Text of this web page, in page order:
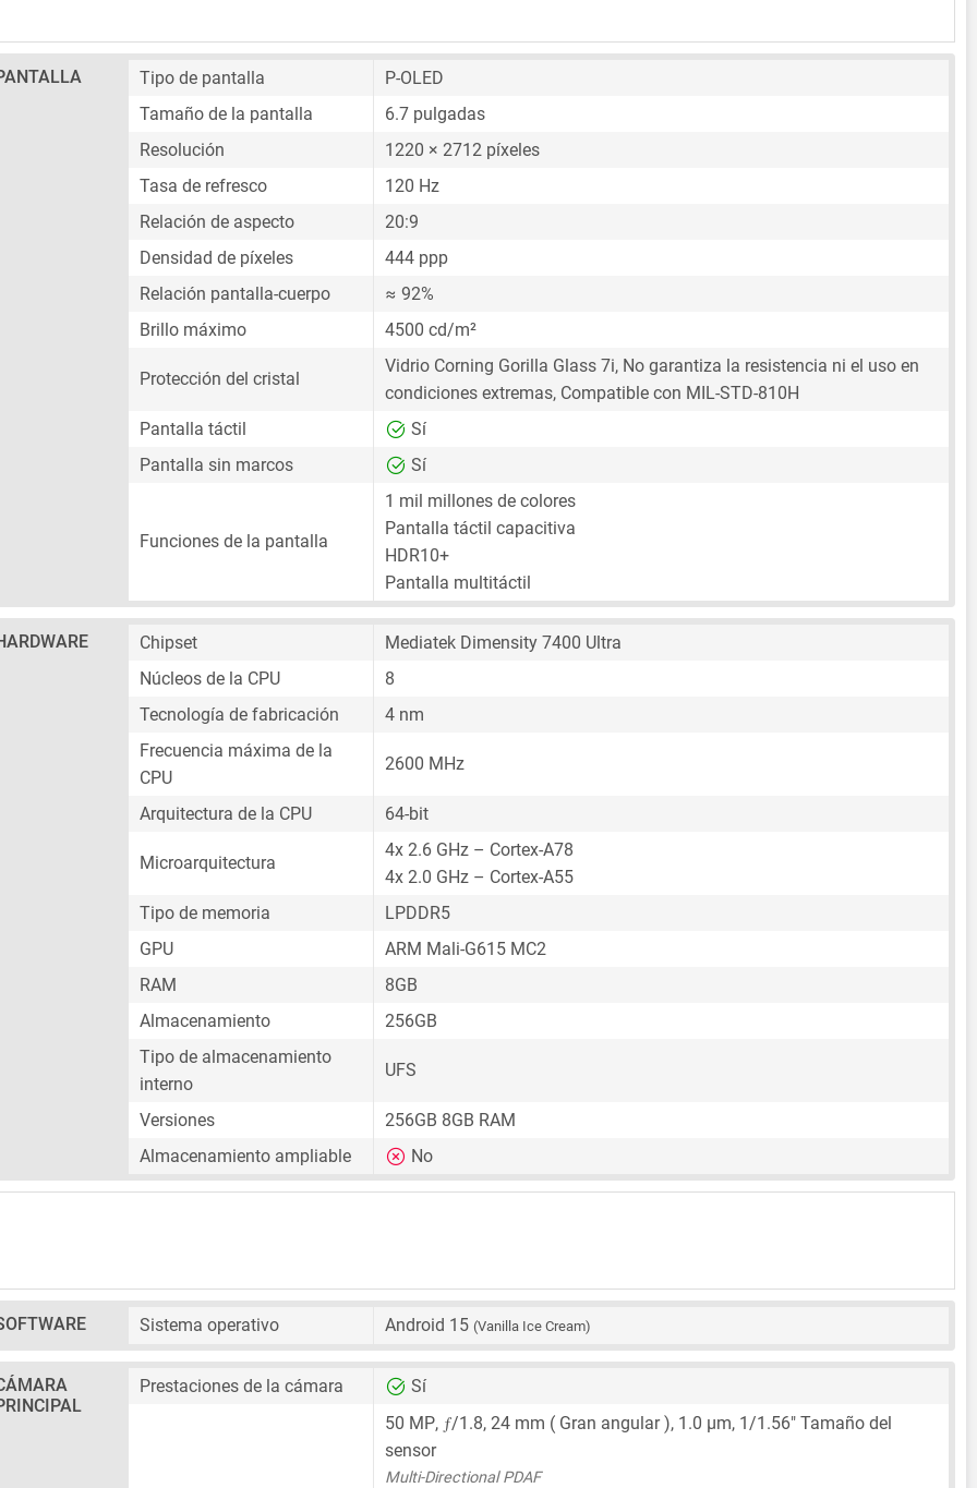
Tipo de pantalla
P-OLED
Tamaño de la pantalla
6.7 pulgadas
Resolución
1220 × 2712 píxeles
Tasa de refresco
120 Hz
Relación de aspecto
20:9
Densidad de píxeles
444 ppp
Relación pantalla-cuerpo
≈ 92%
Brillo máximo
4500 cd/m²
Protección del cristal
Vidrio Corning Gorilla Glass 7i, No garantiza la resistencia ni el uso en
condiciones extremas, Compatible con MIL-STD-810H
Pantalla táctil
Sí
Pantalla sin marcos
Sí
Funciones de la pantalla
1 mil millones de colores
Pantalla táctil capacitiva
HDR10+
Pantalla multitáctil
Chipset
Mediatek Dimensity 7400 Ultra
Núcleos de la CPU
8
Tecnología de fabricación
4 nm
Frecuencia máxima de la
CPU
2600 MHz
Arquitectura de la CPU 64-bit
Microarquitectura
4x 2.6 GHz – Cortex-A78
4x 2.0 GHz – Cortex-A55
Tipo de memoria
LPDDR5
GPU
ARM Mali-G615 MC2
RAM
8GB
Almacenamiento
256GB
Tipo de almacenamiento
interno
UFS
Versiones
256GB 8GB RAM
Almacenamiento ampliable
No
Sistema operativo Android 15 (Vanilla Ice Cream)
Prestaciones de la cámara Sí
50 MP, ƒ/1.8, 24 mm ( Gran angular ), 1.0 μm, 1/1.56" Tamaño del
sensor
Multi-Directional PDAF